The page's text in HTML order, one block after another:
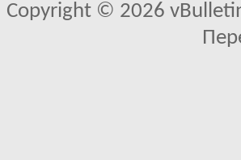
Copyright © 2026